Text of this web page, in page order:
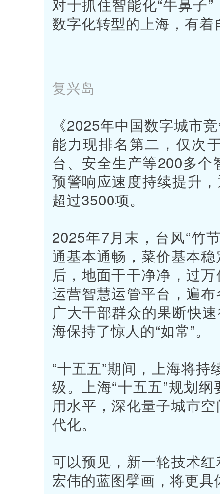
数字化转型的上海，有着
复兴岛
《2025年中国数字城市
能力现排名第二，仅次
台、安全生产等200多
预警响应速度持续提升
超过3500项。
2025年7月末，台风“竹
通基本通畅，菜价基本
后，地面干干净净，过
运营智慧运管平台，遍
广大干部群众的果断快
海保持了惊人的“如常”。
“十五五”期间，上海将持
级。上海“十五五”规划
用水平，深化量子城市
代化。
可以预见，新一轮技术
宏伟的蓝图擘画，将更